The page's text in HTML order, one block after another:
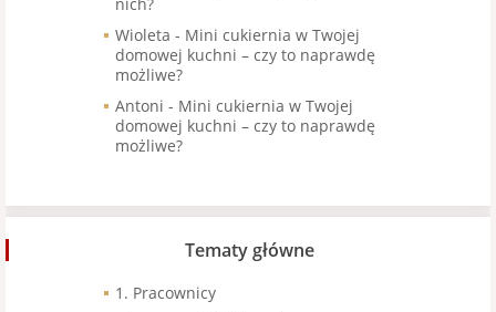
Wioleta - Mini cukiernia w Twojej
domowej kuchni – czy to naprawdę
możliwe?
Antoni - Mini cukiernia w Twojej
domowej kuchni – czy to naprawdę
możliwe?
Tematy główne
1. Pracownicy